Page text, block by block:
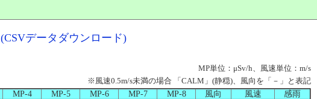
(CSVデータダウンロード)
MP単位：μSv/h、風速単位：m/s
※風速0.5m/s未満の場合 「CALM」(静穏)、風向を「－」と表記
MP-4 MP-5 MP-6 MP-7 MP-8 風向 風速
感雨